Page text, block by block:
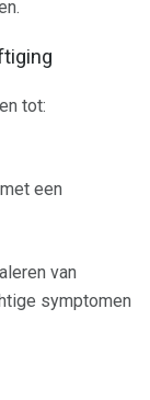
tot:
een
van
symptomen